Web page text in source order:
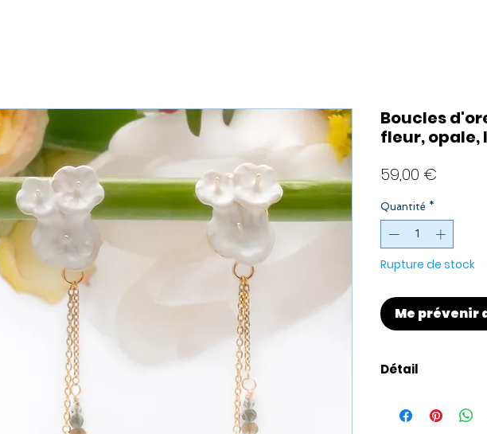
Boucles
fleur,
59,00 €
Quantité *
Rupture de stock
Me prévenir
Détail
livré dans une